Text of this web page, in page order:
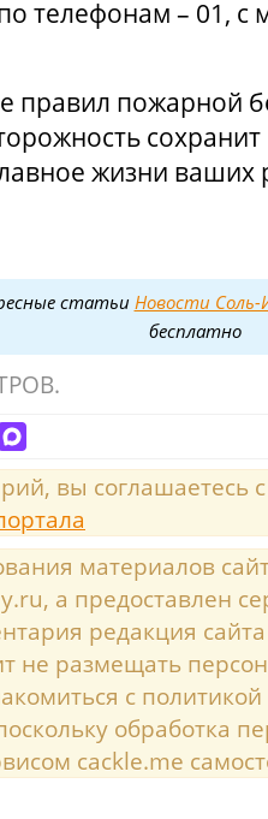
телефонам – 01, с
правил пожарной
жизни ваших
статьи Новости Соль-
бесплатно
вы соглашаетесь
материалов
а предоставлен
редакция
не размещать
с
обработка
cackle.me